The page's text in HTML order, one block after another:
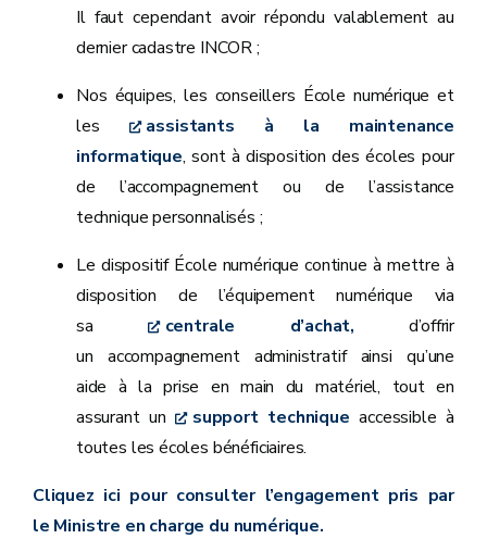
Il faut cependant avoir répondu valablement au
dernier cadastre INCOR ;
Nos équipes, les conseillers École numérique et
les
assistants à la maintenance
informatique, sont à disposition des écoles pour
de l’accompagnement ou de l’assistance
technique personnalisés ;
Le dispositif École numérique continue à mettre à
disposition de l’équipement numérique via
sa
centrale d’achat, d’offrir
un accompagnement administratif ainsi qu’une
aide à la prise en main du matériel, tout en
assurant un
support technique accessible à
toutes les écoles bénéficiaires.
Cliquez ici pour consulter l’engagement pris par
le Ministre en charge du numérique.